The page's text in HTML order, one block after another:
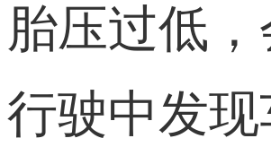
胎压过低
行驶中发